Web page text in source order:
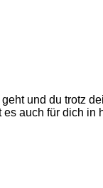
und du trotz
auch für dich in